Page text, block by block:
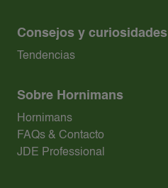
Consejos y curiosidades
Tendencias
Sobre Hornimans
Hornimans
FAQs & Contacto
JDE Professional